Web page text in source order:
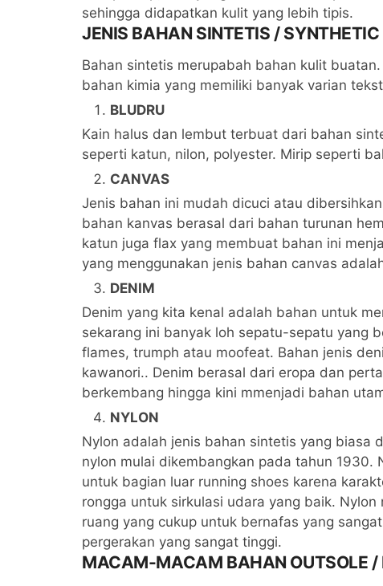
sehingga didapatkan kulit yang lebih tipis.
JENIS BAHAN SINTETIS / SYNTHETIC
Bahan sintetis merupabah bahan kulit
bahan kimia yang memiliki banyak varian
BLUDRU
Kain halus dan lembut terbuat dari bahan
seperti katun, nilon, polyester. Mirip seperti
CANVAS
Jenis bahan ini mudah dicuci atau
bahan kanvas berasal dari bahan turunan
katun juga flax yang membuat bahan ini
yang menggunakan jenis bahan canvas
DENIM
Denim yang kita kenal adalah bahan untuk
sekarang ini banyak loh sepatu-sepatu yang
flames, trumph atau moofeat. Bahan jenis
kawanori.. Denim berasal dari eropa dan
berkembang hingga kini mmenjadi bahan
NYLON
Nylon adalah jenis bahan sintetis yang biasa
nylon mulai dikembangkan pada tahun 1930.
untuk bagian luar running shoes karena
rongga untuk sirkulasi udara yang baik.
ruang yang cukup untuk bernafas yang
pergerakan yang sangat tinggi.
MACAM-MACAM BAHAN OUTSOLE /